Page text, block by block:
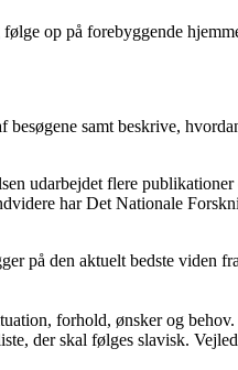
op på forebyggende
samt beskrive,
udarbejdet flere
har Det Nationale
på den aktuelt bedste viden
forhold, ønsker og
der skal følges slavisk.